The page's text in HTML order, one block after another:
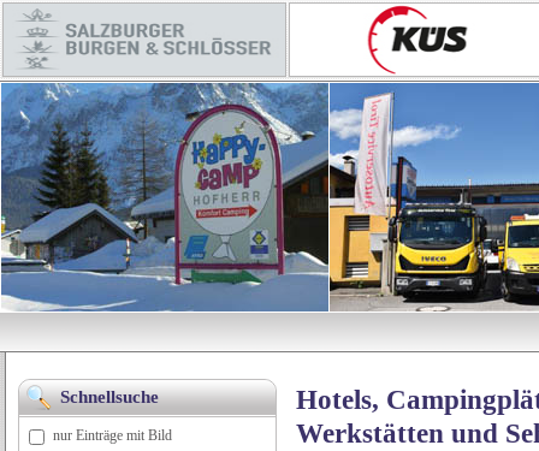
Hotels,
Werkstätten und
Schnellsuche
nur Einträge mit Bild